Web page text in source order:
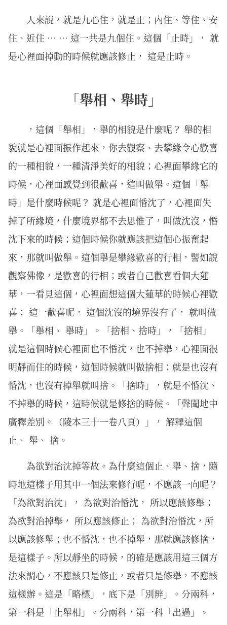
人來說，就是九心住，就是止；內住、等住、安
住、近住 … … 這一共是九個住。這個「止時」， 就
是心裡面掉動的時候就應該修止， 這是止時。
「舉相、舉時」
，這個「舉相」，舉的相貌是什麼呢？ 舉的相
貌就是心裡面振作起來，你去觀察、去攀緣令心歡喜
的一種相貌，一種清淨美好的相貌；心裡面攀緣它的
時候，心裡面感覺到很歡喜，這叫做舉。這個「舉
時」是什麼時候呢？ 就是心裡面惛沈了，心裡面失
掉了所緣境，什麼境界都不去思惟了，叫做沈沒，惛
沈下來的時候；這個時候你就應該把這個心振奮起
來，那就叫做舉。這個舉是攀緣歡喜的行相，譬如說
觀察佛像，是歡喜的行相；或者自己歡喜看個大蓮
華，一看見這個，心裡面想這個大蓮華的時候心裡歡
喜； 這一歡喜呢， 這個沈沒的境界沒有了， 就叫做
舉。「舉相、 舉時」。「捨相、捨時」，「捨相」
就是這個時候心裡面也不惛沈，也不掉舉，心裡面很
明靜而住的時候，這個時候就叫做捨相；就是也沒有
惛沈，也沒有掉舉就叫捨。「捨時」，就是不惛沈、
不掉舉的時候，這時候就是修捨的時候。「聲聞地中
廣釋差別。（陵本三十一卷八頁）」， 解釋這個
止、 舉、 捨。
為欲對治沈掉等故。為什麼這個止、舉、捨，隨
時地這樣子用其中一個法來修行呢，不應該一向呢？
「為欲對治沈」， 為欲對治惛沈， 所以應該修舉；
為欲對治掉舉， 所以應該修止； 為欲對治惛沈，所
以應該修舉；也不惛沈，也不掉舉，那就應該修捨，
是這樣子。所以靜坐的時候，的確是應該用這三個方
法來調心，不應該只是修止，或者只是修舉，不應該
這樣辦。這是「略標」，底下是「別辨」。分兩科，
第一科是「止舉相」。分兩科，第一科「出過」。